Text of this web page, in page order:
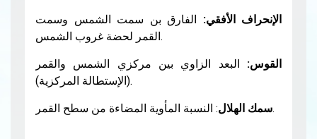
الإنحراف الأفقي: الفارق بن سمت الشمس وسمت
القمر لحضة غروب الشمس.
القوس: البعد الزاوي بين مركزي الشمس والقمر
(الإستطالة المركزية).
سمك الهلال: النسبة المأوية المضاءة من سطح القمر.